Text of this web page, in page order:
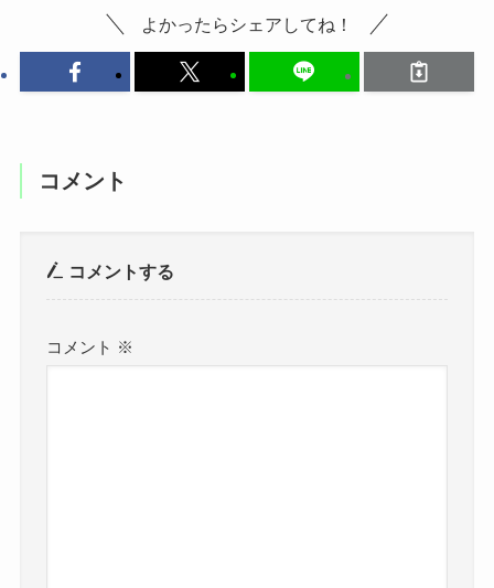
よかったらシェアしてね！
コメント
コメントする
コメント ※